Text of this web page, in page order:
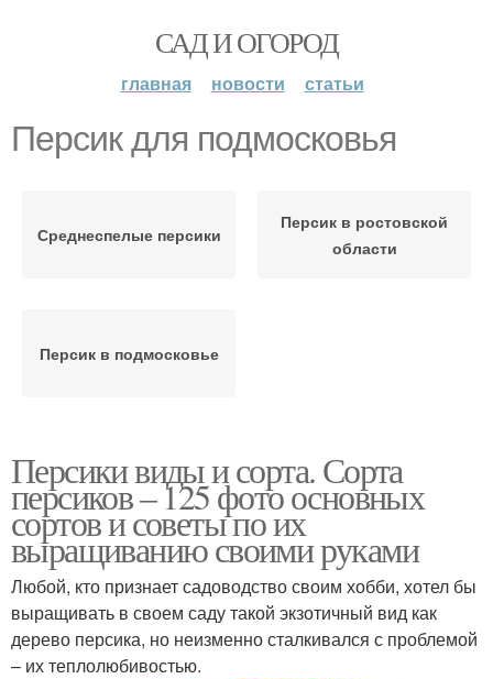
САД И ОГОРОД
главная новости статьи
Персик для подмосковья
Среднеспелые персики
Персик в ростовской
области
Персик в подмосковье
Персики виды и сорта. Сорта
персиков – 125 фото основных
сортов и советы по их
выращиванию своими руками
Любой, кто признает садоводство своим хобби, хотел бы
выращивать в своем саду такой экзотичный вид как
дерево персика, но неизменно сталкивался с проблемой
– их теплолюбивостью.